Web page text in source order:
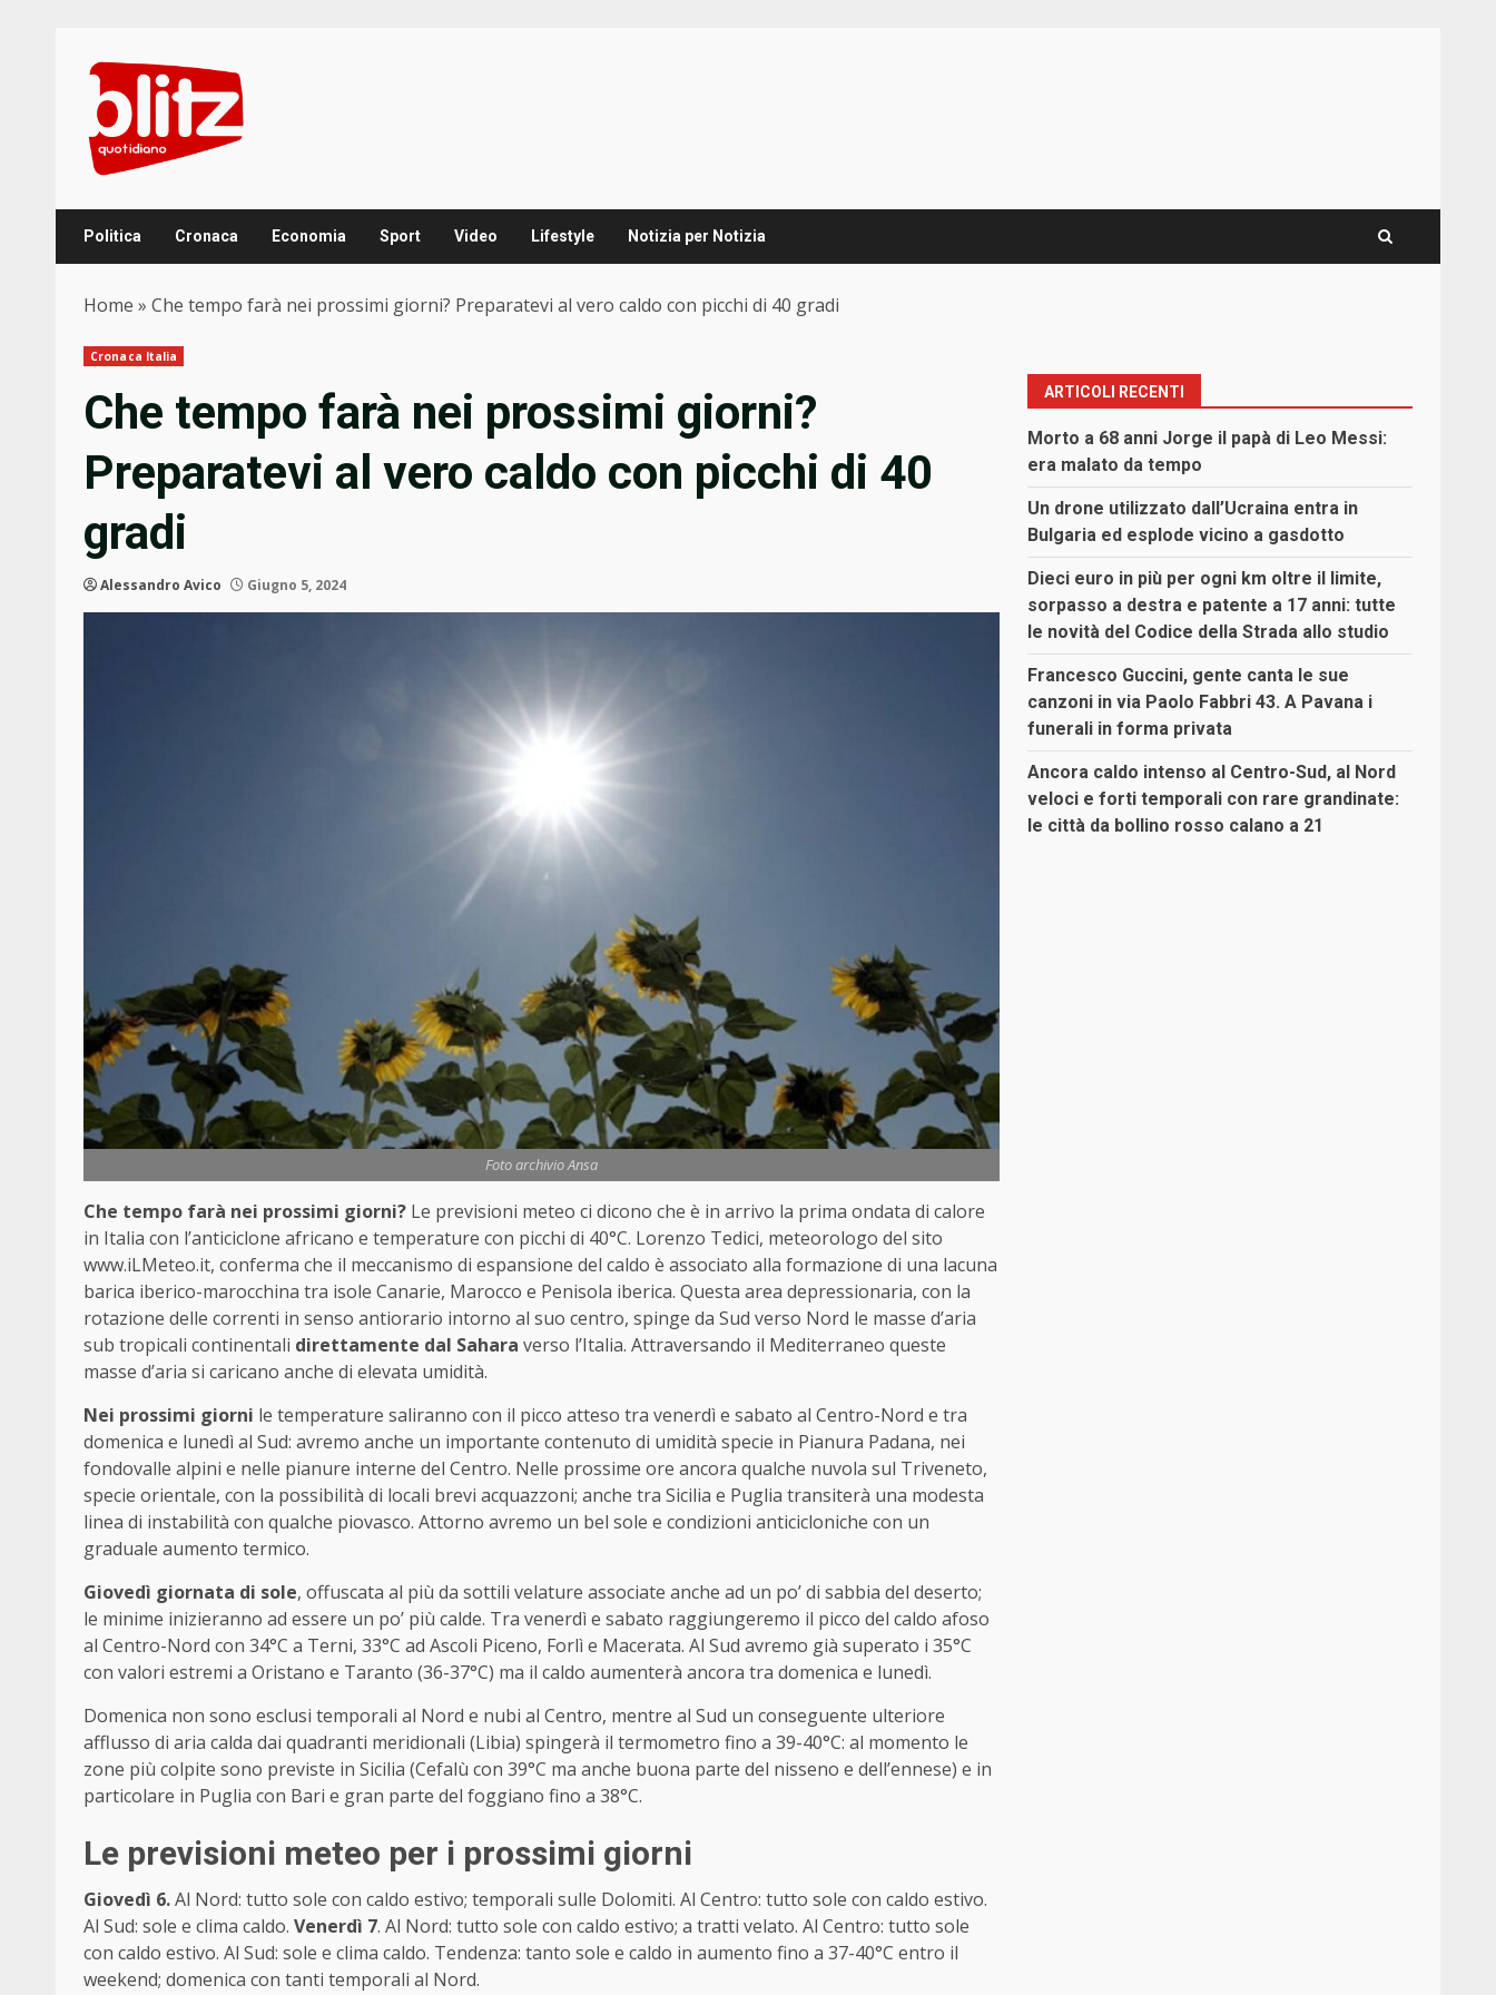
content
Politica Cronaca Economia Sport Video Lifestyle Notizia per Notizia
Home » Che tempo farà nei prossimi giorni? Preparatevi al vero caldo con picchi di 40 gradi
Cronaca Italia
Che tempo farà nei prossimi giorni?
Preparatevi al vero caldo con picchi di 40
gradi
Alessandro Avico Giugno 5, 2024
Foto archivio Ansa
Che tempo farà nei prossimi giorni? Le previsioni meteo ci dicono che è in arrivo la prima ondata di calore
in Italia con l’anticiclone africano e temperature con picchi di 40°C. Lorenzo Tedici, meteorologo del sito
www.iLMeteo.it, conferma che il meccanismo di espansione del caldo è associato alla formazione di una lacuna
barica iberico-marocchina tra isole Canarie, Marocco e Penisola iberica. Questa area depressionaria, con la
rotazione delle correnti in senso antiorario intorno al suo centro, spinge da Sud verso Nord le masse d’aria
sub tropicali continentali direttamente dal Sahara verso l’Italia. Attraversando il Mediterraneo queste
masse d’aria si caricano anche di elevata umidità.
Nei prossimi giorni le temperature saliranno con il picco atteso tra venerdì e sabato al Centro-Nord e tra
domenica e lunedì al Sud: avremo anche un importante contenuto di umidità specie in Pianura Padana, nei
fondovalle alpini e nelle pianure interne del Centro. Nelle prossime ore ancora qualche nuvola sul Triveneto,
specie orientale, con la possibilità di locali brevi acquazzoni; anche tra Sicilia e Puglia transiterà una modesta
linea di instabilità con qualche piovasco. Attorno avremo un bel sole e condizioni anticicloniche con un
graduale aumento termico.
Giovedì giornata di sole, offuscata al più da sottili velature associate anche ad un po’ di sabbia del deserto;
le minime inizieranno ad essere un po’ più calde. Tra venerdì e sabato raggiungeremo il picco del caldo afoso
al Centro-Nord con 34°C a Terni, 33°C ad Ascoli Piceno, Forlì e Macerata. Al Sud avremo già superato i 35°C
con valori estremi a Oristano e Taranto (36-37°C) ma il caldo aumenterà ancora tra domenica e lunedì.
Domenica non sono esclusi temporali al Nord e nubi al Centro, mentre al Sud un conseguente ulteriore
afflusso di aria calda dai quadranti meridionali (Libia) spingerà il termometro fino a 39-40°C: al momento le
zone più colpite sono previste in Sicilia (Cefalù con 39°C ma anche buona parte del nisseno e dell’ennese) e in
particolare in Puglia con Bari e gran parte del foggiano fino a 38°C.
Le previsioni meteo per i prossimi giorni
Giovedì 6.Al Nord: tutto sole con caldo estivo; temporali sulle Dolomiti. Al Centro: tutto sole con caldo estivo.
Al Sud: sole e clima caldo. Venerdì 7. Al Nord: tutto sole con caldo estivo; a tratti velato. Al Centro: tutto sole
con caldo estivo. Al Sud: sole e clima caldo. Tendenza: tanto sole e caldo in aumento fino a 37-40°C entro il
weekend; domenica con tanti temporali al Nord.
ARTICOLI RECENTI
Morto a 68 anni Jorge il papà di Leo Messi:
era malato da tempo
Un drone utilizzato dall’Ucraina entra in
Bulgaria ed esplode vicino a gasdotto
Dieci euro in più per ogni km oltre il limite,
sorpasso a destra e patente a 17 anni: tutte
le novità del Codice della Strada allo studio
Francesco Guccini, gente canta le sue
canzoni in via Paolo Fabbri 43. A Pavana i
funerali in forma privata
Ancora caldo intenso al Centro-Sud, al Nord
veloci e forti temporali con rare grandinate:
le città da bollino rosso calano a 21